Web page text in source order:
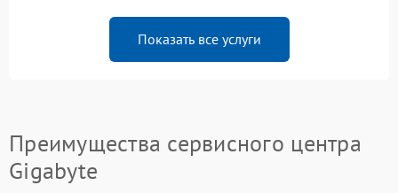
Показать все услуги
Преимущества сервисного центра
Gigabyte